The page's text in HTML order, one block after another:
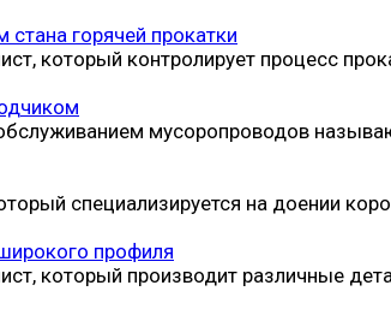
горячей прокатки
который контролирует процесс
мусоропроводов
специализируется на доении
профиля
который производит различные